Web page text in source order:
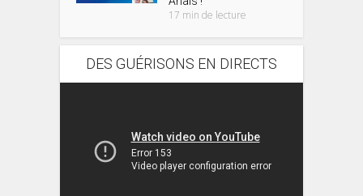
17 min de lecture
DES GUÉRISONS EN DIRECTS